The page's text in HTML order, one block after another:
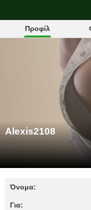
Προφίλ
Alexis2108
Όνομα:
Για: